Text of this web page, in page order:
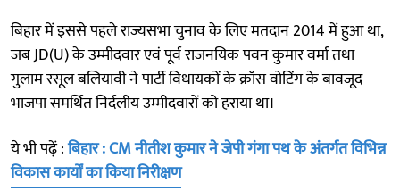
बिहार में इससे पहले राज्यसभा चुनाव के लिए मतदान 2014 में हुआ था,
जब JD(U) के उम्मीदवार एवं पूर्व राजनयिक पवन कुमार वर्मा तथा
गुलाम रसूल बलियावी ने पार्टी विधायकों के क्रॉस वोटिंग के बावजूद
भाजपा समर्थित निर्दलीय उम्मीदवारों को हराया था।
ये भी पढ़ें :बिहार : CM नीतीश कुमार ने जेपी गंगा पथ के अंतर्गत विभिन्न
विकास कार्यों का किया निरीक्षण